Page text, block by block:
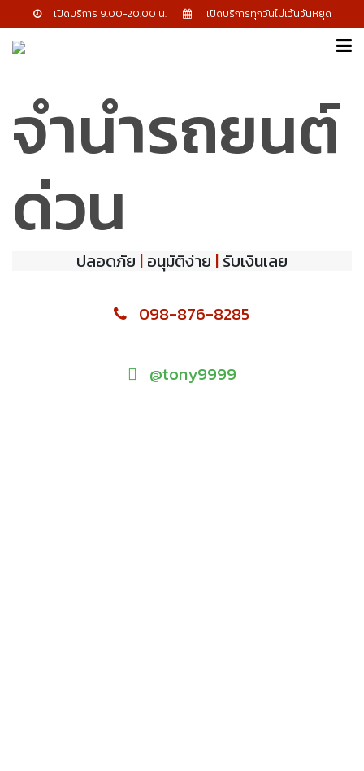
เปิดบริการ 9.00-20.00 น. เปิดบริการทุกวันไม่เว้นวันหยุด
จำนำรถยนต์
ด่วน
ปลอดภัย | อนุมัติง่าย | รับเงินเลย
098-876-8285
@tony9999